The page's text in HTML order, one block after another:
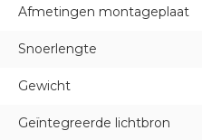
Afmetingen montageplaat
Snoerlengte
Gewicht
Geïntegreerde lichtbron